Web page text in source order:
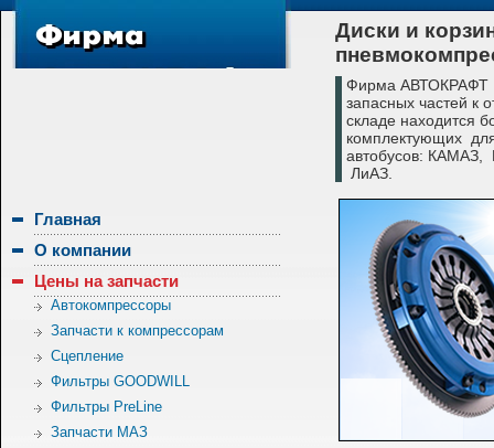
Диски и
Фирма АВТОКРАФТ
запасных частей к
складе находится
комплектующих
автобусов:
ЛиАЗ.
Главная
О компании
Цены на запчасти
Автокомпрессоры
Запчасти к компрессорам
Сцепление
Фильтры GOODWILL
Фильтры PreLine
Запчасти МАЗ